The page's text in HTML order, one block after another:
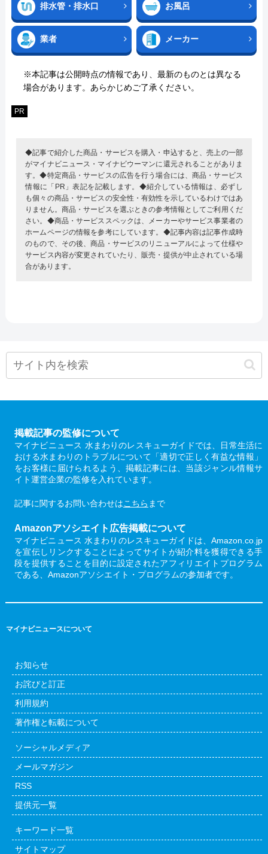
排水管・排水口 お風呂
業者 メーカー
※本記事は公開時点の情報であり、最新のものとは異なる
場合があります。あらかじめご了承ください。
PR
◆記事で紹介した商品・サービスを購入・申込すると、売上の一部
がマイナビニュース・マイナビウーマンに還元されることがありま
す。◆特定商品・サービスの広告を行う場合には、商品・サービス
情報に「PR」表記を記載します。◆紹介している情報は、必ずし
も個々の商品・サービスの安全性・有効性を示しているわけではあ
りません。商品・サービスを選ぶときの参考情報としてご利用くだ
さい。◆商品・サービススペックは、メーカーやサービス事業者の
ホームページの情報を参考にしています。◆記事内容は記事作成時
のもので、その後、商品・サービスのリニューアルによって仕様や
サービス内容が変更されていたり、販売・提供が中止されている場
合があります。
掲載記事の監修について
マイナビニュース 水まわりのレスキューガイドでは、日常生活に
おける水まわりのトラブルについて「適切で正しく有益な情報」
をお客様に届けられるよう、掲載記事には、当該ジャンル情報サ
イト運営企業の監修を入れています。
記事に関するお問い合わせはこちら まで
Amazonアソシエイト広告掲載について
マイナビニュース 水まわりのレスキューガイドは、Amazon.co.jp
を宣伝しリンクすることによってサイトが紹介料を獲得できる手
段を提供することを目的に設定されたアフィリエイトプログラム
である、Amazonアソシエイト・プログラムの参加者です。
マイナビニュースについて
お知らせ
お詫びと訂正
利用規約
著作権と転載について
ソーシャルメディア
メールマガジン
RSS
提供元一覧
キーワード一覧
サイトマップ